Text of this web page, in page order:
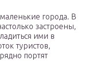
города. В
застроены,
ими в
туристов,
портят